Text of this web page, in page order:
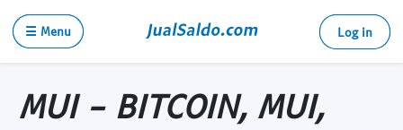
☰ Menu Log in
MUI - BITCOIN, MUI,